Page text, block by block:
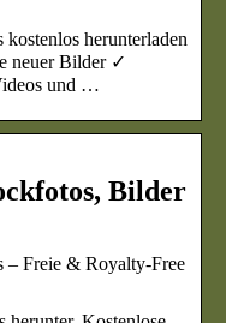
herunterladen
neuer Bilder ✓
und …
Bilder
Freie & Royalty-Free